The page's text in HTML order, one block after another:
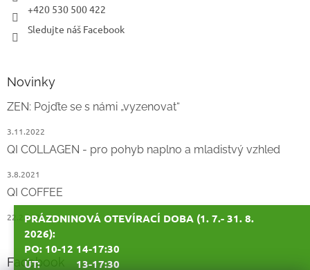
PRÁZDNINOVÁ OTEVÍRACÍ DOBA (1. 7.- 31. 8.
2026):
PO: 10-12 14-17:30
ÚT: 13-17:30
+420 530 500 422
Sledujte náš Facebook
Novinky
ZEN: Pojďte se s námi „vyzenovat“
3.11.2022
QI COLLAGEN - pro pohyb naplno a mladistvý vzhled
3.8.2021
QI COFFEE
22.2.2021
Facebook